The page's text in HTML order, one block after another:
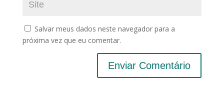
Salvar meus dados neste navegador para a
próxima vez que eu comentar.